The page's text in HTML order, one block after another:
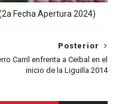
Fecha Apertura 2024)
Posterior
Carril enfrenta a Ceibal en el
inicio de la Liguilla 2014